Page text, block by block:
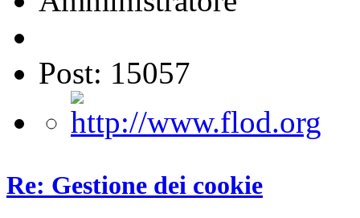
Post: 15057
Re: Gestione dei cookie